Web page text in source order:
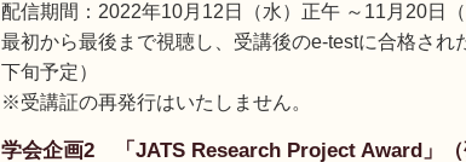
配信期間：2022年10月12日（水）正午 ～11月20日
最初から最後まで視聴し、受講後のe-testに合格さ
下旬予定）
※受講証の再発行はいたしません。
学会企画2 「JATS Research Project Award」（